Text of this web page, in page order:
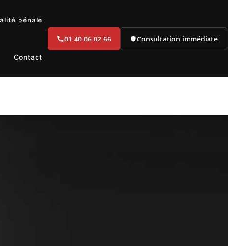
pénale
Contact
01 40 06 02 66 Consultation immédiate